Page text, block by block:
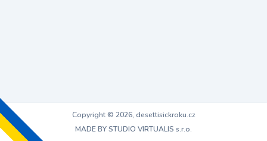
Copyright © 2026, desettisickroku.cz
MADE BY STUDIO VIRTUALIS s.r.o.